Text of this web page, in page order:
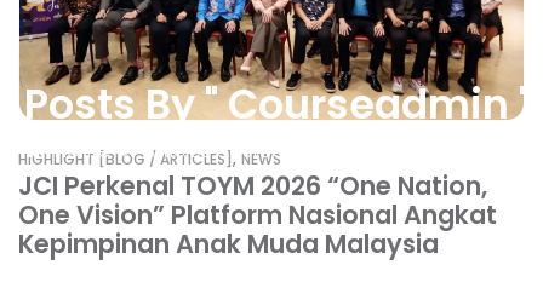
Posts By " Courseadmin "
Home Articles posted by "courseadmin"
HIGHLIGHT [BLOG / ARTICLES] , NEWS
JCI Perkenal TOYM 2026 “One Nation,
One Vision” Platform Nasional Angkat
Kepimpinan Anak Muda Malaysia